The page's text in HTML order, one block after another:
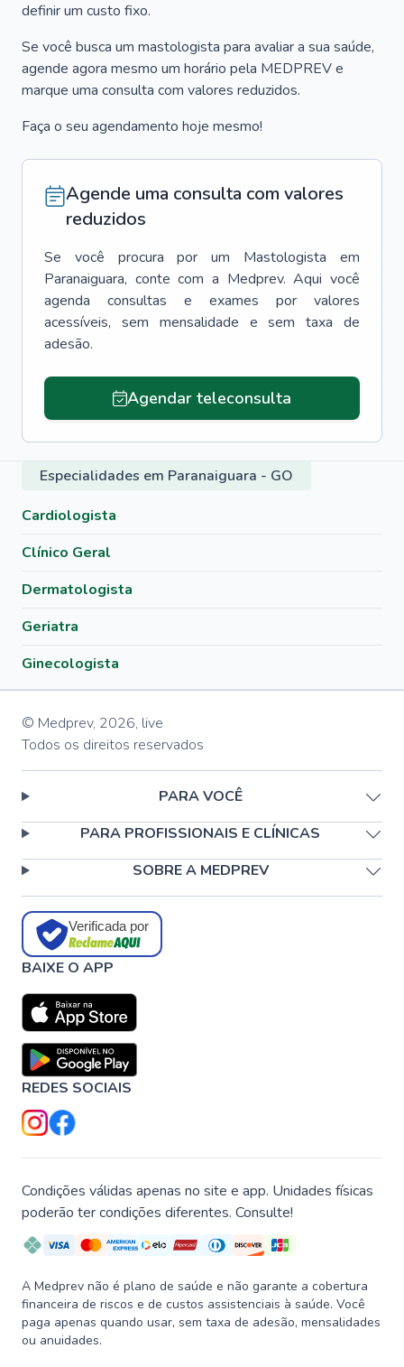
definir um custo fixo.
Se você busca um mastologista para avaliar a sua saúde,
agende agora mesmo um horário pela MEDPREV e
marque uma consulta com valores reduzidos.
Faça o seu agendamento hoje mesmo!
Agende uma consulta com valores
reduzidos
Se você procura por um Mastologista
em
Paranaiguara, conte com a Medprev. Aqui você
agenda consultas e exames por valores
acessíveis, sem mensalidade e sem taxa de
adesão.
Agendar teleconsulta
Especialidades em Paranaiguara - GO
Cardiologista
Clínico Geral
Dermatologista
Geriatra
Ginecologista
© Medprev, 2026, live
Todos os direitos reservados
PARA VOCÊ
PARA PROFISSIONAIS E CLÍNICAS
SOBRE A MEDPREV
Verificada por
BAIXE O APP
REDES SOCIAIS
Condições válidas apenas no site e app. Unidades físicas
poderão ter condições diferentes. Consulte!
A Medprev não é plano de saúde e não garante a cobertura
financeira de riscos e de custos assistenciais à saúde. Você
paga apenas quando usar, sem taxa de adesão, mensalidades
ou anuidades.